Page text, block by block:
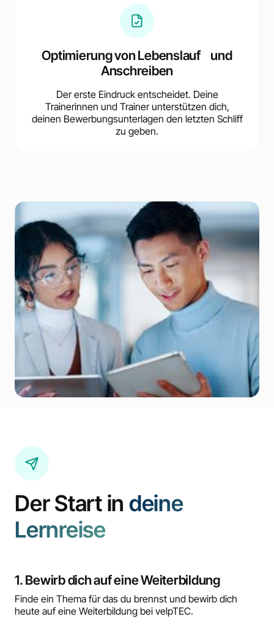
Optimierung von Lebenslauf und
Anschreiben
Der erste Eindruck entscheidet. Deine
Trainerinnen und Trainer unterstützen dich,
deinen Bewerbungsunterlagen den letzten Schliff
zu geben.
Der Start in deine
Lernreise
1. Bewirb dich auf eine Weiterbildung
Finde ein Thema für das du brennst und bewirb dich
heute auf eine Weiterbildung bei velpTEC.